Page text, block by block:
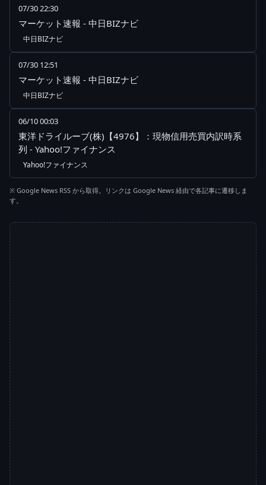
07/30 22:30
マーケット速報 - 中日BIZナビ
中日BIZナビ
07/30 12:51
マーケット速報 - 中日BIZナビ
中日BIZナビ
06/10 00:03
東洋ドライルーブ(株)【4976】：現物信用売買内訳時系
列 - Yahoo!ファイナンス
Yahoo!ファイナンス
※ Google News RSS から取得。リンクは Google News 経由で各記事に遷移しま
す。